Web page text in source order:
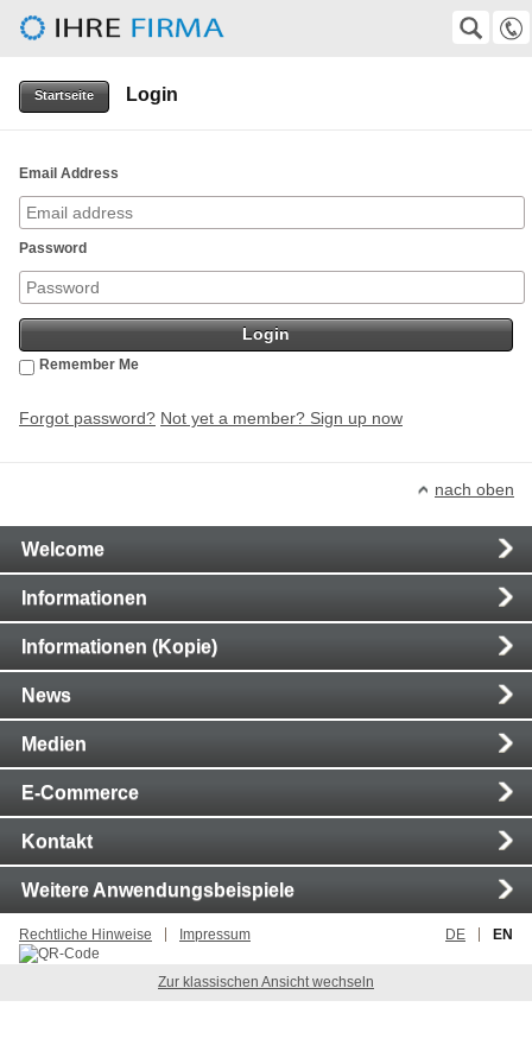
SUCHE
0511-372247
Startseite Login
Email Address
Password
Remember Me
Forgot password? Not yet a member? Sign up now
nach oben
Navigation
Welcome
Informationen
Informationen (Kopie)
News
Medien
E-Commerce
Kontakt
Weitere Anwendungsbeispiele
Rechtliche Hinweise Impressum DE EN
Zur klassischen Ansicht wechseln